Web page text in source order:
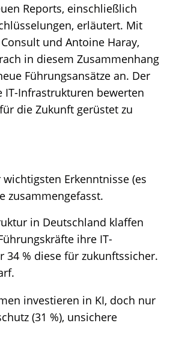
Reports, einschließlich
erläutert. Mit
und Antoine Haray,
in diesem Zusammenhang
Führungsansätze an. Der
Infrastrukturen bewerten
die Zukunft gerüstet zu
wichtigsten Erkenntnisse (es
zusammengefasst.
in Deutschland klaffen
ihre IT-
% diese für zukunftssicher.
investieren in KI, doch nur
(31 %), unsichere